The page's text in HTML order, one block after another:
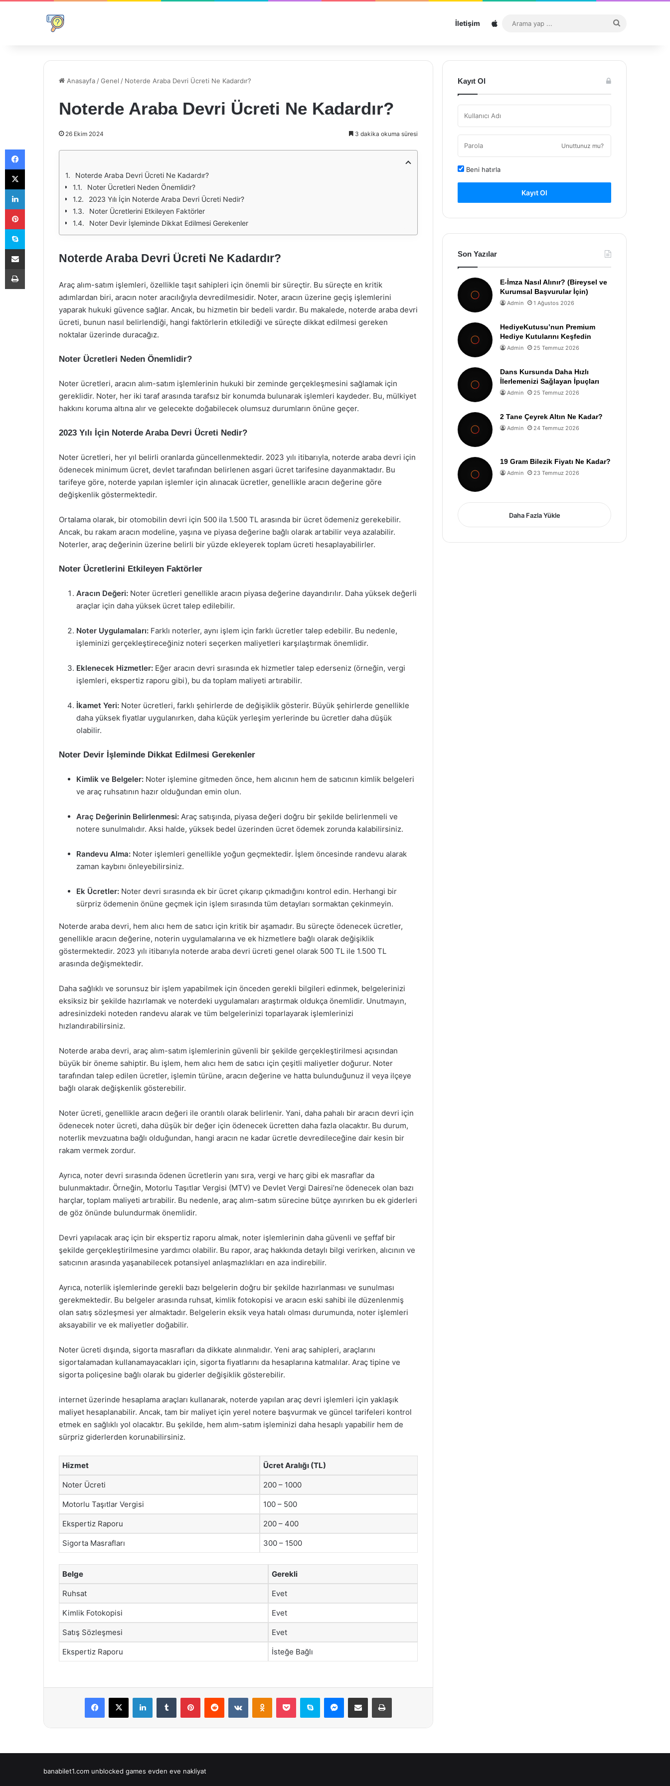
İletişim Sitemap
...
Anasayfa /Genel / Noterde Araba Devri Ücreti Ne Kadardır?
Noterde Araba Devri Ücreti Ne Kadardır?
26 Ekim 2024 3 dakika okuma süresi
Noterde Araba Devri Ücreti Ne Kadardır?
Noter Ücretleri Neden Önemlidir?
2023 Yılı İçin Noterde Araba Devri Ücreti Nedir?
Noter Ücretlerini Etkileyen Faktörler
Noter Devir İşleminde Dikkat Edilmesi Gerekenler
Noterde Araba Devri Ücreti Ne Kadardır?
Araç alım-satım işlemleri, özellikle taşıt sahipleri için önemli bir süreçtir. Bu süreçte en kritik
adımlardan biri, aracın noter aracılığıyla devredilmesidir. Noter, aracın üzerine geçiş işlemlerini
yaparak hukuki güvence sağlar. Ancak, bu hizmetin bir bedeli vardır. Bu makalede, noterde araba devri
ücreti, bunun nasıl belirlendiği, hangi faktörlerin etkilediği ve süreçte dikkat edilmesi gereken
noktalar üzerinde duracağız.
Noter Ücretleri Neden Önemlidir?
Noter ücretleri, aracın alım-satım işlemlerinin hukuki bir zeminde gerçekleşmesini sağlamak için
gereklidir. Noter, her iki taraf arasında tarafsız bir konumda bulunarak işlemleri kaydeder. Bu, mülkiyet
hakkını koruma altına alır ve gelecekte doğabilecek olumsuz durumların önüne geçer.
2023 Yılı İçin Noterde Araba Devri Ücreti Nedir?
Noter ücretleri, her yıl belirli oranlarda güncellenmektedir. 2023 yılı itibarıyla, noterde araba devri için
ödenecek minimum ücret, devlet tarafından belirlenen asgari ücret tarifesine dayanmaktadır. Bu
tarifeye göre, noterde yapılan işlemler için alınacak ücretler, genellikle aracın değerine göre
değişkenlik göstermektedir.
Ortalama olarak, bir otomobilin devri için 500 ila 1.500 TL arasında bir ücret ödemeniz gerekebilir.
Ancak, bu rakam aracın modeline, yaşına ve piyasa değerine bağlı olarak artabilir veya azalabilir.
Noterler, araç değerinin üzerine belirli bir yüzde ekleyerek toplam ücreti hesaplayabilirler.
Noter Ücretlerini Etkileyen Faktörler
Aracın Değeri: Noter ücretleri genellikle aracın piyasa değerine dayandırılır. Daha yüksek değerli
araçlar için daha yüksek ücret talep edilebilir.
Noter Uygulamaları: Farklı noterler, aynı işlem için farklı ücretler talep edebilir. Bu nedenle,
işleminizi gerçekleştireceğiniz noteri seçerken maliyetleri karşılaştırmak önemlidir.
Eklenecek Hizmetler: Eğer aracın devri sırasında ek hizmetler talep ederseniz (örneğin, vergi
işlemleri, ekspertiz raporu gibi), bu da toplam maliyeti artırabilir.
İkamet Yeri: Noter ücretleri, farklı şehirlerde de değişiklik gösterir. Büyük şehirlerde genellikle
daha yüksek fiyatlar uygulanırken, daha küçük yerleşim yerlerinde bu ücretler daha düşük
olabilir.
Noter Devir İşleminde Dikkat Edilmesi Gerekenler
Kimlik ve Belgeler: Noter işlemine gitmeden önce, hem alıcının hem de satıcının kimlik belgeleri
ve araç ruhsatının hazır olduğundan emin olun.
Araç Değerinin Belirlenmesi: Araç satışında, piyasa değeri doğru bir şekilde belirlenmeli ve
notere sunulmalıdır. Aksi halde, yüksek bedel üzerinden ücret ödemek zorunda kalabilirsiniz.
Randevu Alma: Noter işlemleri genellikle yoğun geçmektedir. İşlem öncesinde randevu alarak
zaman kaybını önleyebilirsiniz.
Ek Ücretler: Noter devri sırasında ek bir ücret çıkarıp çıkmadığını kontrol edin. Herhangi bir
sürpriz ödemenin önüne geçmek için işlem sırasında tüm detayları sormaktan çekinmeyin.
Noterde araba devri, hem alıcı hem de satıcı için kritik bir aşamadır. Bu süreçte ödenecek ücretler,
genellikle aracın değerine, noterin uygulamalarına ve ek hizmetlere bağlı olarak değişiklik
göstermektedir. 2023 yılı itibarıyla noterde araba devri ücreti genel olarak 500 TL ile 1.500 TL
arasında değişmektedir.
Daha sağlıklı ve sorunsuz bir işlem yapabilmek için önceden gerekli bilgileri edinmek, belgelerinizi
eksiksiz bir şekilde hazırlamak ve noterdeki uygulamaları araştırmak oldukça önemlidir. Unutmayın,
adresinizdeki noteden randevu alarak ve tüm belgelerinizi toparlayarak işlemlerinizi
hızlandırabilirsiniz.
Noterde araba devri, araç alım-satım işlemlerinin güvenli bir şekilde gerçekleştirilmesi açısından
büyük bir öneme sahiptir. Bu işlem, hem alıcı hem de satıcı için çeşitli maliyetler doğurur. Noter
tarafından talep edilen ücretler, işlemin türüne, aracın değerine ve hatta bulunduğunuz il veya ilçeye
bağlı olarak değişkenlik gösterebilir.
Noter ücreti, genellikle aracın değeri ile orantılı olarak belirlenir. Yani, daha pahalı bir aracın devri için
ödenecek noter ücreti, daha düşük bir değer için ödenecek ücretten daha fazla olacaktır. Bu durum,
noterlik mevzuatına bağlı olduğundan, hangi aracın ne kadar ücretle devredileceğine dair kesin bir
rakam vermek zordur.
Ayrıca, noter devri sırasında ödenen ücretlerin yanı sıra, vergi ve harç gibi ek masraflar da
bulunmaktadır. Örneğin, Motorlu Taşıtlar Vergisi (MTV) ve Devlet Vergi Dairesi’ne ödenecek olan bazı
harçlar, toplam maliyeti artırabilir. Bu nedenle, araç alım-satım sürecine bütçe ayırırken bu ek giderleri
de göz önünde bulundurmak önemlidir.
Devri yapılacak araç için bir ekspertiz raporu almak, noter işlemlerinin daha güvenli ve şeffaf bir
şekilde gerçekleştirilmesine yardımcı olabilir. Bu rapor, araç hakkında detaylı bilgi verirken, alıcının ve
satıcının arasında yaşanabilecek potansiyel anlaşmazlıkları en aza indirebilir.
Ayrıca, noterlik işlemlerinde gerekli bazı belgelerin doğru bir şekilde hazırlanması ve sunulması
gerekmektedir. Bu belgeler arasında ruhsat, kimlik fotokopisi ve aracın eski sahibi ile düzenlenmiş
olan satış sözleşmesi yer almaktadır. Belgelerin eksik veya hatalı olması durumunda, noter işlemleri
aksayabilir ve ek maliyetler doğabilir.
Noter ücreti dışında, sigorta masrafları da dikkate alınmalıdır. Yeni araç sahipleri, araçlarını
sigortalamadan kullanamayacakları için, sigorta fiyatlarını da hesaplarına katmalılar. Araç tipine ve
sigorta poliçesine bağlı olarak bu giderler değişiklik gösterebilir.
internet üzerinde hesaplama araçları kullanarak, noterde yapılan araç devri işlemleri için yaklaşık
maliyet hesaplanabilir. Ancak, tam bir maliyet için yerel notere başvurmak ve güncel tarifeleri kontrol
etmek en sağlıklı yol olacaktır. Bu şekilde, hem alım-satım işleminizi daha hesaplı yapabilir hem de
sürpriz giderlerden korunabilirsiniz.
Hizmet Ücret Aralığı (TL)
Noter Ücreti 200 – 1000
Motorlu Taşıtlar Vergisi 100 – 500
Ekspertiz Raporu 200 – 400
Sigorta Masrafları 300 – 1500
Belge Gerekli
Ruhsat Evet
Kimlik Fotokopisi Evet
Satış Sözleşmesi Evet
Ekspertiz Raporu İsteğe Bağlı
Facebook
X LinkedInTumblr PinterestReddit VKontakteOdnoklassniki
Pocket Skype Messenger
E-Posta ile paylaş Yazdır
Kayıt Ol
Unuttunuz mu?
Beni hatırla
Kayıt Ol
Son Yazılar
E-İmza Nasıl Alınır? (Bireysel ve
Kurumsal Başvurular İçin)
Admin 1 Ağustos 2026
HediyeKutusu’nun Premium
Hediye Kutularını Keşfedin
Admin 25 Temmuz 2026
Dans Kursunda Daha Hızlı
İlerlemenizi Sağlayan İpuçları
Admin 25 Temmuz 2026
2 Tane Çeyrek Altın Ne Kadar?
Admin 24 Temmuz 2026
19 Gram Bilezik Fiyatı Ne Kadar?
Admin 23 Temmuz 2026
Daha Fazla Yükle
banabilet1.com unblocked games evden eve nakliyat
Facebook
X
LinkedIn
Pinterest
Skype
E-Posta ile paylaş